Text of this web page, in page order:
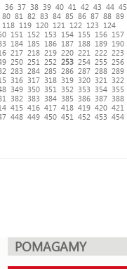
36 37 38 39 40 41 42 43 44 45
80 81 82 83 84 85 86 87 88 89
118 119 120 121 122 123
124
151 152 153 154 155 156 157
184 185 186 187 188 189 190
217 218 219 220 221 222
223
250 251 252 253 254 255
256
283 284 285 286 287 288 289
316 317 318 319 320 321
322
349 350 351 352 353 354 355
382 383 384 385 386 387 388
415 416 417 418 419 420 421
448 449 450 451 452 453 454
POMAGAMY